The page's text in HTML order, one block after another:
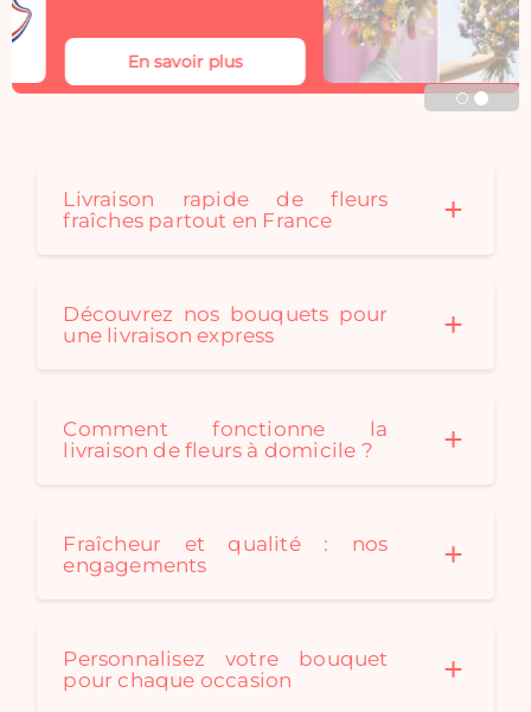
Les bouquets de fleurs
séchées Rosa Cadaqués
s'invitent dans votre
décoration. Rosa
Cadaques créé au fil des
pour convenir à tous les
styles de décoration. Un
écologique !
En savoir plus
Livraison rapide de fleurs
fraîches partout en France
Découvrez nos bouquets pour
une livraison express
Comment fonctionne la
livraison de fleurs à domicile ?
Fraîcheur et qualité : nos
engagements
Personnalisez votre bouquet
pour chaque occasion